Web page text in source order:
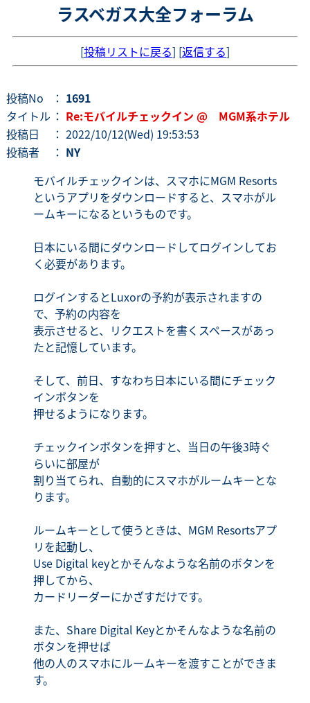
ラスベガス大全フォーラム
[投稿リストに戻る] [返信する]
投稿No ： 1691
タイトル ： Re:モバイルチェックイン @ MGM系ホテル
投稿日
： 2022/10/12(Wed) 19:53:53
投稿者
： NY
モバイルチェックインは、スマホにMGM Resorts
というアプリをダウンロードすると、スマホがル
ームキーになるというものです。
日本にいる間にダウンロードしてログインしてお
く必要があります。
ログインするとLuxorの予約が表示されますの
で、予約の内容を
表示させると、リクエストを書くスペースがあっ
たと記憶しています。
そして、前日、すなわち日本にいる間にチェック
インボタンを
押せるようになります。
チェックインボタンを押すと、当日の午後3時ぐ
らいに部屋が
割り当てられ、自動的にスマホがルームキーとな
ります。
ルームキーとして使うときは、MGM Resortsアプ
リを起動し、
Use Digital keyとかそんなような名前のボタンを
押してから、
カードリーダーにかざすだけです。
また、Share Digital Keyとかそんなような名前の
ボタンを押せば
他の人のスマホにルームキーを渡すことができま
す。